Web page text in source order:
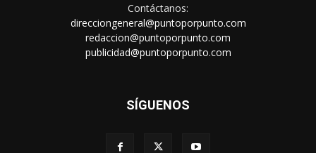
Contáctanos:
direcciongeneral@puntoporpunto.com
redaccion@puntoporpunto.com
publicidad@puntoporpunto.com
SÍGUENOS